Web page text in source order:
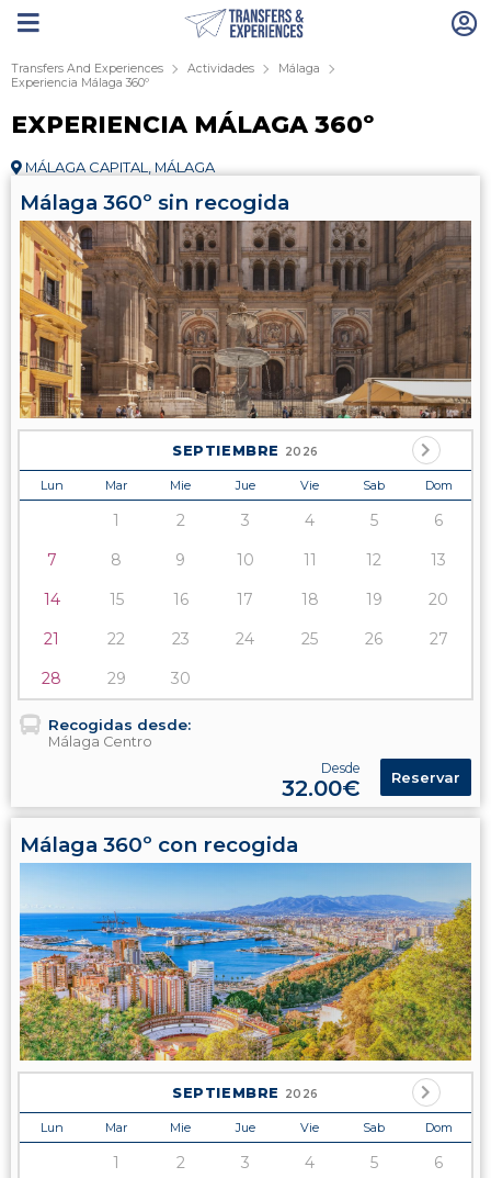
Transfers And Experiences Actividades
Málaga
Experiencia Málaga 360º
EXPERIENCIA MÁLAGA 360º
MÁLAGA CAPITAL, MÁLAGA
Málaga 360º sin recogida
SEPTIEMBRE 2026
Lun Mar Mie Jue Vie Sab Dom
1 2 3 4 5
6
7
8 9 10 11 12
13
14
15 16 17 18 19
20
21
22 23 24 25 26
27
28
29 30
Recogidas desde:
Málaga Centro
Desde
32.00€ Reservar
Málaga 360º con recogida
SEPTIEMBRE 2026
Lun Mar Mie Jue Vie Sab Dom
1 2 3 4 5
6